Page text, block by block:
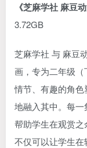
《芝麻学社 麻豆
3.72GB
芝麻学社 与 麻豆
画，专为二年级
情节、有趣的角
地融入其中。每
帮助学生在观赏
不仅可以让学生